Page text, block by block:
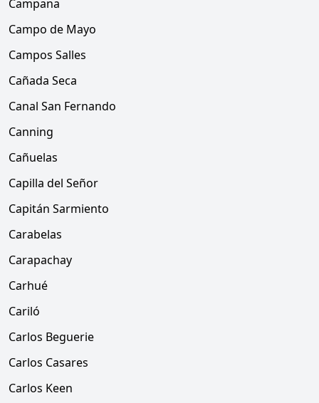
Campana
Campo de Mayo
Campos Salles
Cañada Seca
Canal San Fernando
Canning
Cañuelas
Capilla del Señor
Capitán Sarmiento
Carabelas
Carapachay
Carhué
Cariló
Carlos Beguerie
Carlos Casares
Carlos Keen